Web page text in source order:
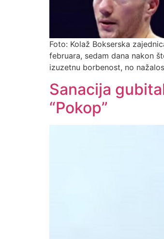
Foto: Kolaž Bokserska
februara, sedam dana nakon
izuzetnu borbenost, no
Sanacija
“Pokop”